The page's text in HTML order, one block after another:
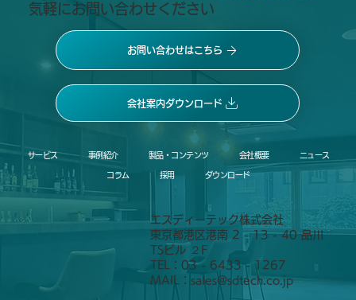
エスディーテック株式会社
東京都港区港南 2 - 13 - 40 品川
TSビル ２F
TEL：03 - 6433 - 1267
MAIL：sales@sdtech.co.jp
気軽にお問い合わせください
会社案内ダウンロード
お問い合わせはこちら
サービス 事例紹介 製品・コンテンツ 会社概要 ニュース
コラム 採用 ダウンロード